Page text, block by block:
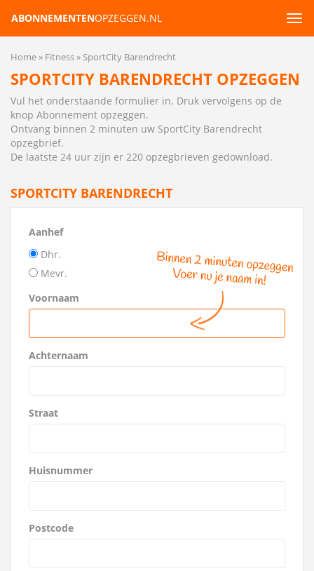
ABONNEMENTENOPZEGGEN.NL
Home Fitness SportCity Barendrecht
SPORTCITY BARENDRECHT OPZEGGEN
Vul het onderstaande formulier in. Druk vervolgens op de
knop Abonnement opzeggen.
Ontvang binnen 2 minuten uw SportCity Barendrecht
opzegbrief.
De laatste 24 uur zijn er 220 opzegbrieven gedownload.
SPORTCITY BARENDRECHT
Aanhef
Dhr.
Mevr.
Voornaam
Achternaam
Straat
Huisnummer
Postcode